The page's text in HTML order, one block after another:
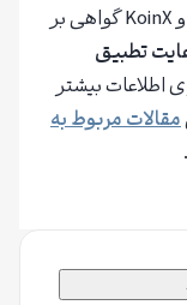
در نهایت، این یکپارچه‌سازی بین Bitunix و KoinX گواهی بر
تطبیق
اطلاعات بیشتر
مقالات مربوط به